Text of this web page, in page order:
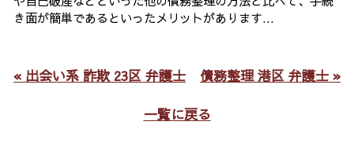
き面が簡単であるといったメリットがあります...
« 出会い系 詐欺 23区 弁護士 債務整理 港区 弁護士 »
一覧に戻る